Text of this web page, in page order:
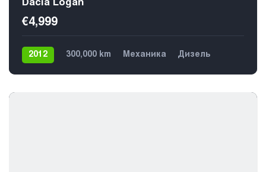
Dacia Logan
€4,999
2012 300,000 km Механика
Дизель